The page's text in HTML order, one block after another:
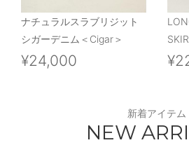
ナチュラルスラブリジット
シガーデニム＜Cigar＞
¥24,000
新着アイテム
NEW